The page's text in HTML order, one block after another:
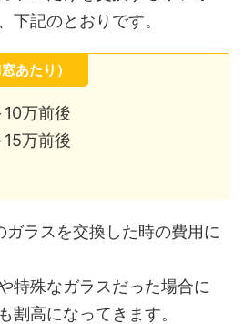
下記のとおりです。
あたり）
万前後
万前後
ガラスを交換した時の費用に
特殊なガラスだった場合に
割高になってきます。